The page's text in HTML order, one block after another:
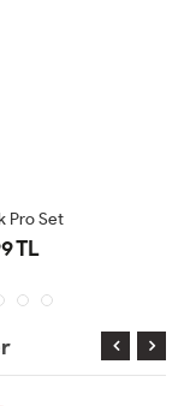
Pro Set
TL